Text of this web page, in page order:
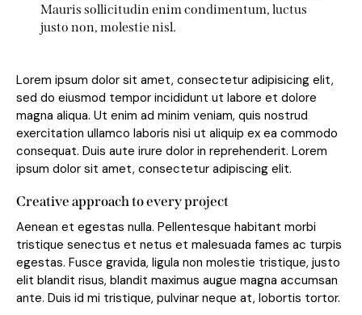
Mauris sollicitudin enim condimentum, luctus
justo non, molestie nisl.
Lorem ipsum dolor sit amet, consectetur adipisicing elit,
sed do eiusmod tempor incididunt ut labore et dolore
magna aliqua. Ut enim ad minim veniam, quis nostrud
exercitation ullamco laboris nisi ut aliquip ex ea commodo
consequat. Duis aute irure dolor in reprehenderit. Lorem
ipsum dolor sit amet, consectetur adipiscing elit.
Creative approach to every project
Aenean et egestas nulla. Pellentesque habitant morbi
tristique senectus et netus et malesuada fames ac turpis
egestas. Fusce gravida, ligula non molestie tristique, justo
elit blandit risus, blandit maximus augue magna accumsan
ante. Duis id mi tristique, pulvinar neque at, lobortis tortor.